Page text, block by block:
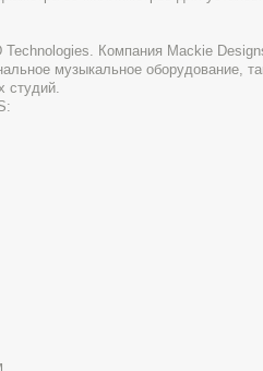
Technologies. Компания Mackie
музыкальное оборудование,
студий.